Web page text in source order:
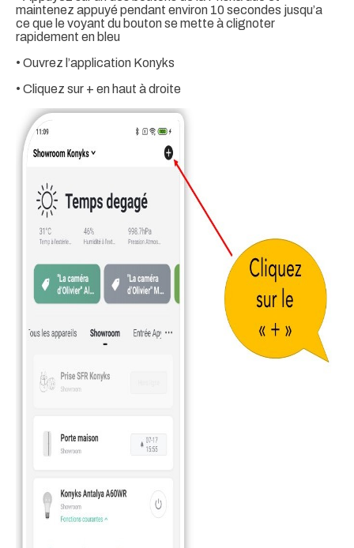
maintenez appuyé pendant environ 10 secondes jusqu’a
ce que le voyant du bouton se mette à clignoter
rapidement en bleu
• Ouvrez l’application Konyks
• Cliquez sur + en haut à droite